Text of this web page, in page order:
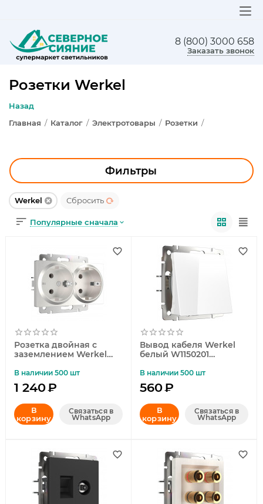
8 (800) 3000 658
Заказать звонок
Розетки Werkel
Назад
Главная / Каталог / Электротовары / Розетки /
Фильтры
Werkel Сбросить
Популярные сначала
Розетка двойная с
заземлением Werkel
рифленый W1172013
4690389161070
В наличии 500 шт
1 240₽
В
корзину
Связаться в
WhatsApp
Вывод кабеля Werkel
белый W1150201
В наличии 500 шт
560₽
В
корзину
Связаться в
WhatsApp
ЛЮСТРЫ
БРА И ПОДСВЕТКА
НАСТОЛЬНЫЕ ЛАМПЫ
ТОРШЕРЫ
СВЕТИЛЬНИКИ КАК В ИКЕА
ТРЕКОВЫЕ СИСТЕМЫ
УЛИЧНОЕ ОСВЕЩЕНИЕ
ОФИСНОЕ ОСВЕЩЕНИЕ
ЛАМПОЧКИ
ЭЛЕКТРОТОВАРЫ
ПРЕДМЕТЫ ИНТЕРЬЕРА
НОВОГОДНИЕ ТОВАРЫ